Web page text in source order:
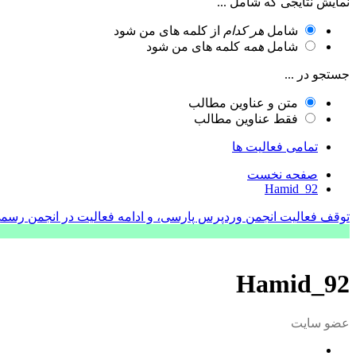
شامل هر کدام از کلمه های من شود
شامل همه کلمه های من شود
جستجو در ...
متن و عناوین مطالب
فقط عناوین مطالب
تمامی فعالیت ها
صفحه نخست
Hamid_92
توقف فعالیت انجمن وردپرس پارسی، و ادامه فعالیت در انجمن
Hamid_92
عضو سایت